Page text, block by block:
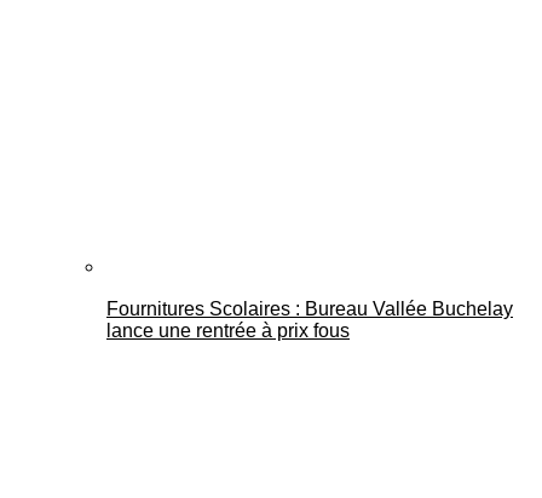
Fournitures Scolaires : Bureau Vallée Buchelay
lance une rentrée à prix fous